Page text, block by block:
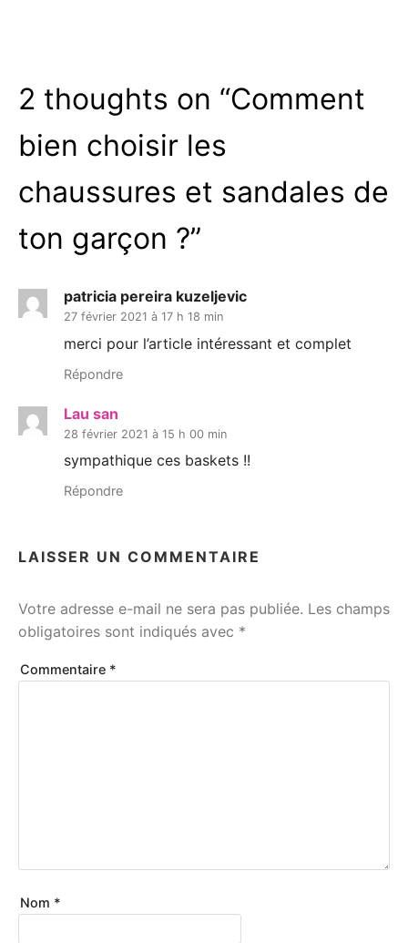
2 thoughts on “Comment
bien choisir les
chaussures et sandales de
ton garçon ?”
patricia pereira kuzeljevic
27 février 2021 à 17 h 18 min
merci pour l’article intéressant et complet
Répondre
Lau san
28 février 2021 à 15 h 00 min
sympathique ces baskets !!
Répondre
LAISSER UN COMMENTAIRE
Votre adresse e-mail ne sera pas publiée. Les champs
obligatoires sont indiqués avec *
Commentaire *
Nom *